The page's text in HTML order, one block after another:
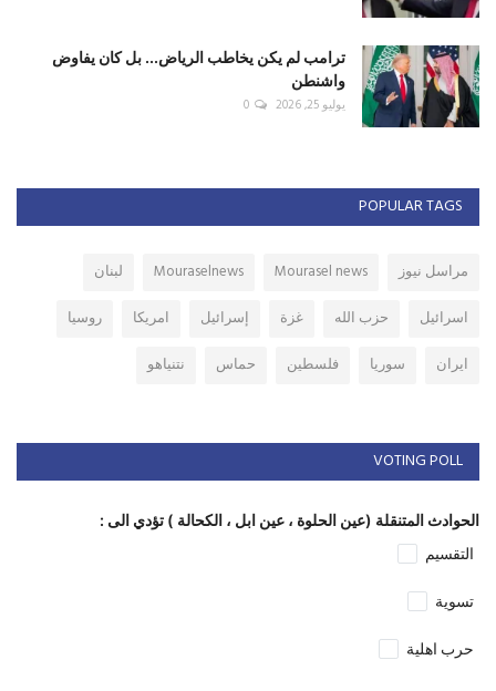
ترامب لم يكن يخاطب الرياض... بل كان يفاوض
واشنطن
يوليو 25, 2026 0
POPULAR TAGS
مراسل نيوز Mourasel news
Mouraselnews
لبنان
اسرائيل
حزب الله غزة إسرائيل امريكا
روسيا
ايران
سوريا فلسطين حماس نتنياهو
VOTING POLL
الحوادث المتنقلة (عين الحلوة ، عين ابل ، الكحالة ) تؤدي الى :
التقسيم
تسوية
حرب اهلية